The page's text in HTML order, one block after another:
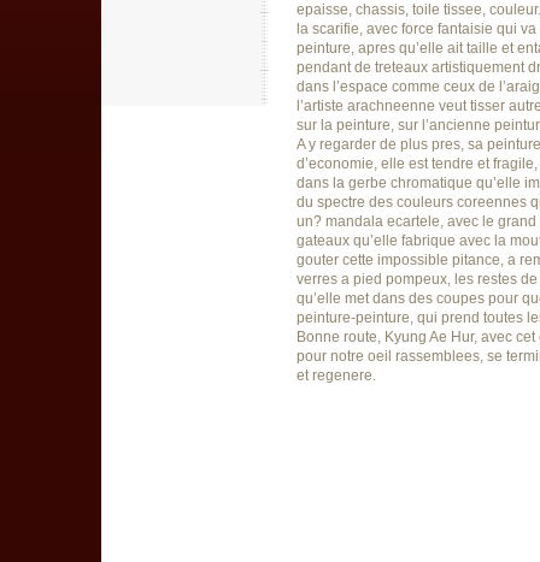
epaisse, chassis, toile tissee,
la scarifie, avec force fantaisie qui
peinture, apres qu’elle ait taille et
pendant de treteaux artistiquement
dans l’espace comme ceux de
l’artiste arachneenne veut tisser
sur la peinture, sur l’ancienne
A y regarder de plus pres, sa
d’economie, elle est tendre et
dans la gerbe chromatique qu’elle
du spectre des couleurs coreennes
un? mandala ecartele, avec le
gateaux qu’elle fabrique avec la
gouter cette impossible pitance, a
verres a pied pompeux, les restes
qu’elle met dans des coupes pour
peinture-peinture, qui prend toutes
Bonne route, Kyung Ae Hur, avec
pour notre oeil rassemblees, se
et regenere.